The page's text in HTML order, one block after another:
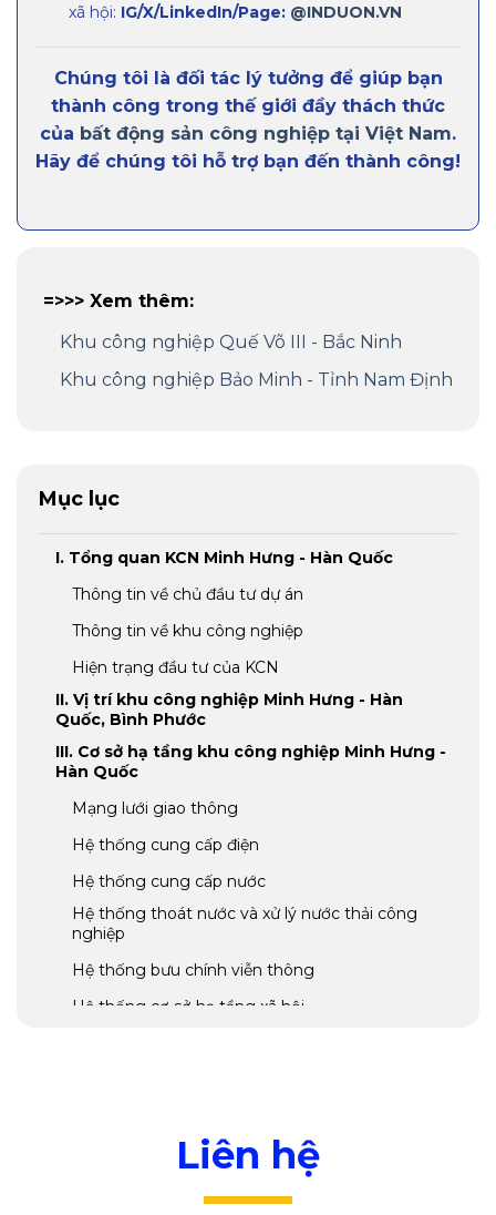
xã hội: IG/X/LinkedIn/Page: @INDUON.VN
Chúng tôi là đối tác lý tưởng để giúp bạn
thành công trong thế giới đầy thách thức
của bất động sản công nghiệp tại Việt Nam.
Hãy để chúng tôi hỗ trợ bạn đến thành công!
=>>> Xem thêm:
Khu công nghiệp Quế Võ III - Bắc Ninh
Khu công nghiệp Bảo Minh - Tỉnh Nam Định
Mục lục
I. Tổng quan KCN Minh Hưng - Hàn Quốc
Thông tin về chủ đầu tư dự án
Thông tin về khu công nghiệp
Hiện trạng đầu tư của KCN
II. Vị trí khu công nghiệp Minh Hưng - Hàn
Quốc, Bình Phước
III. Cơ sở hạ tầng khu công nghiệp Minh Hưng -
Hàn Quốc
Mạng lưới giao thông
Hệ thống cung cấp điện
Hệ thống cung cấp nước
Hệ thống thoát nước và xử lý nước thải công
nghiệp
Hệ thống bưu chính viễn thông
Hệ thống cơ sở hạ tầng xã hội
VI. Các ưu đãi đầu tư của Minh Hưng – Hàn
Ưu đãi về thời hạn thuê đất
Liên hệ